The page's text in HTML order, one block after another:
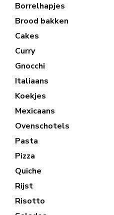
Borrelhapjes
Brood bakken
Cakes
Curry
Gnocchi
Italiaans
Koekjes
Mexicaans
Ovenschotels
Pasta
Pizza
Quiche
Rijst
Risotto